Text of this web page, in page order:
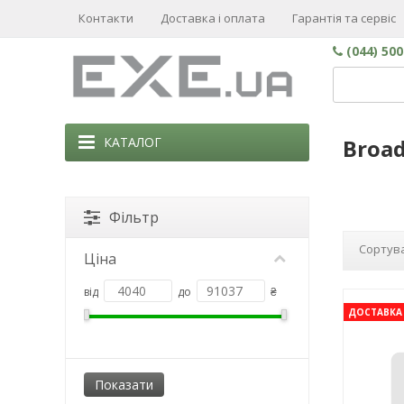
Контакти Доставка і оплата Гарантія та сервіс
(044)
КАТАЛОГ
ДОСТАВКА
Фільтр
Ціна
від до ₴